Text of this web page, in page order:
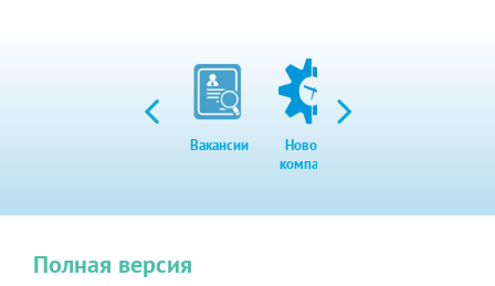
Вакансии
Новости
компании
Полная версия